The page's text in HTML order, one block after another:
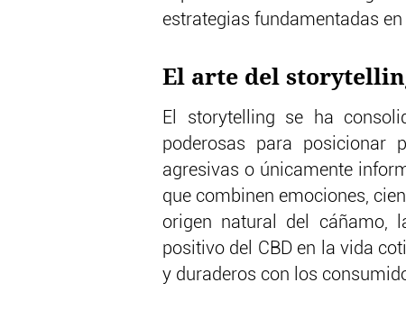
estrategias fundamentadas
El arte del
El storytelling se ha
poderosas para posicionar
agresivas o únicamente
que combinen emociones,
origen natural del cáñamo,
positivo del CBD en la vida
y duraderos con los